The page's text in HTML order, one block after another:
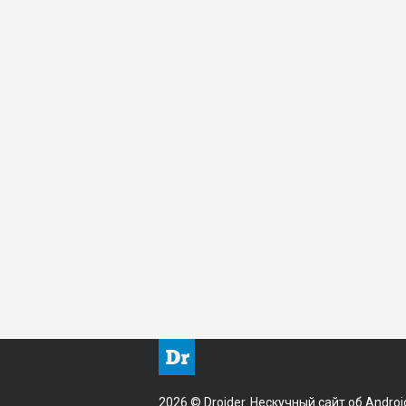
2026 © Droider. Нескучный сайт об